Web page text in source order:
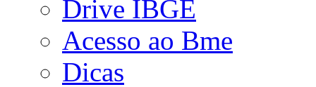
Drive IBGE
Acesso ao Bme
Dicas